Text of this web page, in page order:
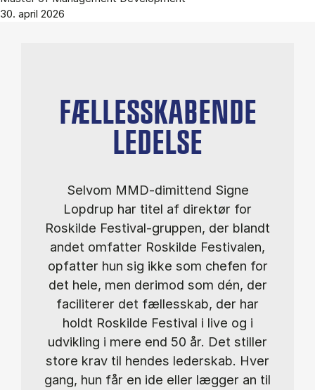
30. april 2026
FÆLLESSKABENDE
LEDELSE
Selvom MMD-dimittend Signe
Lopdrup har titel af direktør for
Roskilde Festival-gruppen, der blandt
andet omfatter Roskilde Festivalen,
opfatter hun sig ikke som chefen for
det hele, men derimod som dén, der
faciliterer det fællesskab, der har
holdt Roskilde Festival i live og i
udvikling i mere end 50 år. Det stiller
store krav til hendes lederskab. Hver
gang, hun får en ide eller lægger an til